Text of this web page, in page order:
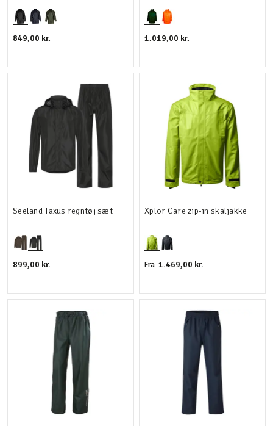
849,00 kr. 1.019,00 kr.
Seeland Taxus regntøj sæt
899,00 kr.
Xplor Care zip-in skaljakke
Fra 1.469,00 kr.